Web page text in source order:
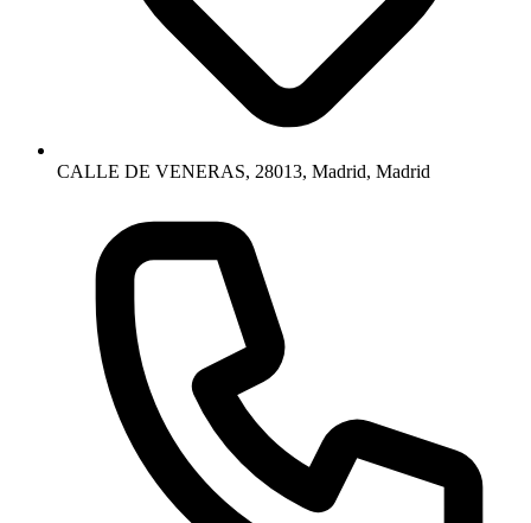
CALLE DE VENERAS, 28013, Madrid, Madrid